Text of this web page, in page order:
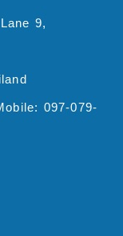
9,
097-079-